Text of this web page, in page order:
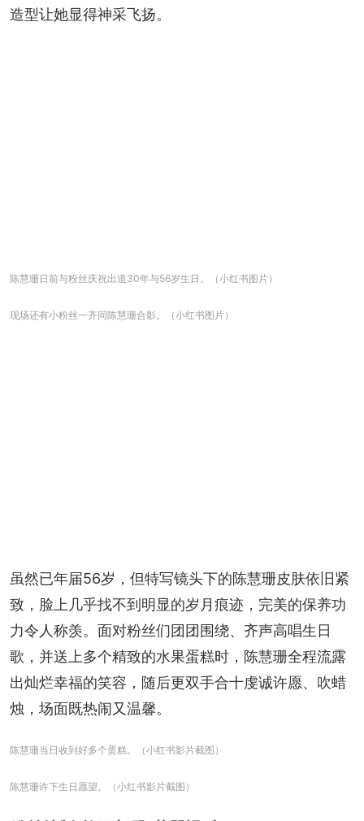
造型让她显得神采飞扬。
陈慧珊日前与粉丝庆祝出道30年与56岁生日。（小红书图片）
现场还有小粉丝一齐同陈慧珊合影。（小红书图片）
虽然已年届56岁，但特写镜头下的陈慧珊皮肤依旧紧
致，脸上几乎找不到明显的岁月痕迹，完美的保养功
力令人称羡。面对粉丝们团团围绕、齐声高唱生日
歌，并送上多个精致的水果蛋糕时，陈慧珊全程流露
出灿烂幸福的笑容，随后更双手合十虔诚许愿、吹蜡
烛，场面既热闹又温馨。
陈慧珊当日收到好多个蛋糕。（小红书影片截图）
陈慧珊许下生日愿望。（小红书影片截图）